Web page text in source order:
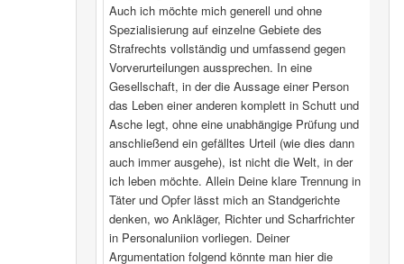
Auch ich möchte mich generell und ohne
Spezialisierung auf einzelne Gebiete des
Strafrechts vollständig und umfassend gegen
Vorverurteilungen aussprechen. In eine
Gesellschaft, in der die Aussage einer Person
das Leben einer anderen komplett in Schutt und
Asche legt, ohne eine unabhängige Prüfung und
anschließend ein gefälltes Urteil (wie dies dann
auch immer ausgehe), ist nicht die Welt, in der
ich leben möchte. Allein Deine klare Trennung in
Täter und Opfer lässt mich an Standgerichte
denken, wo Ankläger, Richter und Scharfrichter
in Personaluniion vorliegen. Deiner
Argumentation folgend könnte man hier die